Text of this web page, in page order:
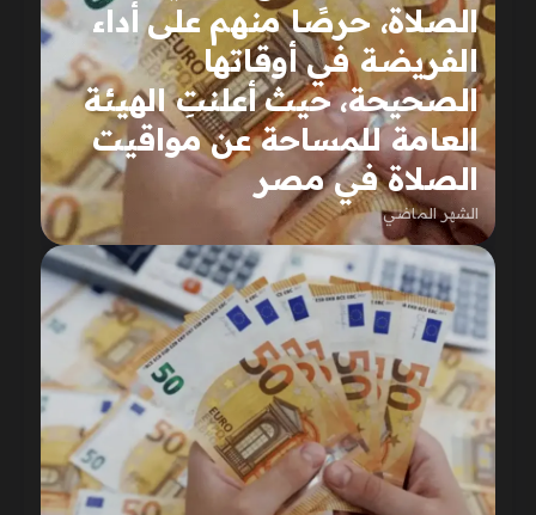
الصلاة، حرصًا منهم على أداء
الفريضة في أوقاتها
الصحيحة، حيث أعلنتِ الهيئة
العامة للمساحة عن مواقيت
الصلاة في مصر
الشهر الماضي